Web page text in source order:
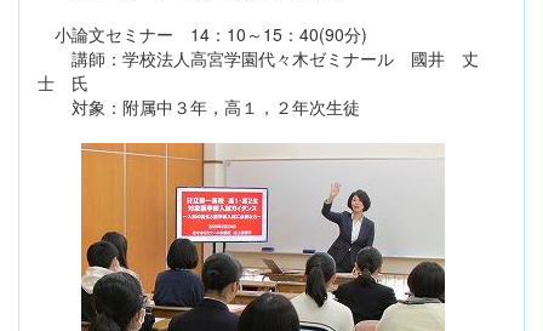
小論文セミナー 14：10～15：40(90分)
講師：学校法人高宮学園代々木ゼミナール 國井 丈
士 氏
対象：附属中３年，高１，２年次生徒